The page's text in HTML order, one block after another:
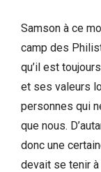
Samson à ce
camp des
qu’il est
et ses valeurs
personnes qui
que nous.
donc une
devait se tenir